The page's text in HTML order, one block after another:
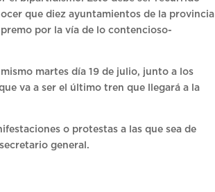
que diez ayuntamientos de la provincia
por la vía de lo contencioso-
martes día 19 de julio, junto a los
va a ser el último tren que llegará a la
o protestas a las que sea de
general.